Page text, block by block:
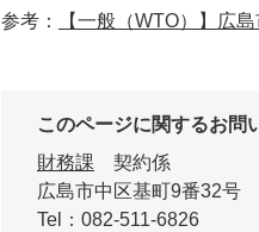
参考： 【一般（WTO）】広
このページに関するお問
財務課
契約係
広島市中区基町9番32号
Tel：082-511-6826